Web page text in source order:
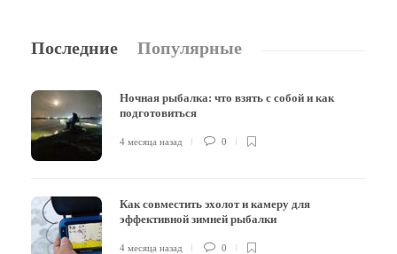
Последние Популярные
Ночная рыбалка: что взять с собой и как
подготовиться
4 месяца назад 0
Как совместить эхолот и камеру для
эффективной зимней рыбалки
4 месяца назад 0